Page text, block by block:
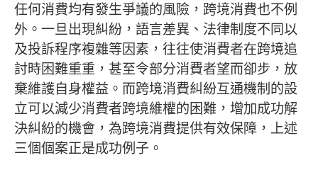
任何消費均有發生爭議的風險，跨境消費也不例
外。一旦出現糾紛，語言差異、法律制度不同以
及投訴程序複雜等因素，往往使消費者在跨境追
討時困難重重，甚至令部分消費者望而卻步，放
棄維護自身權益。而跨境消費糾紛互通機制的設
立可以減少消費者跨境維權的困難，增加成功解
決糾紛的機會，為跨境消費提供有效保障，上述
三個個案正是成功例子。